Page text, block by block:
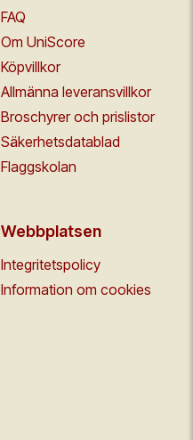
FAQ
Om UniScore
Köpvillkor
Allmänna leveransvillkor
Broschyrer och prislistor
Säkerhetsdatablad
Flaggskolan
Webbplatsen
Integritetspolicy
Information om cookies